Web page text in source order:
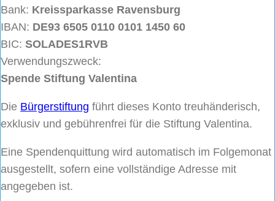
Bank: Kreissparkasse Ravensburg
IBAN: DE93 6505 0110 0101 1450 60
BIC: SOLADES1RVB
Verwendungszweck:
Spende Stiftung Valentina
Die Bürgerstiftung führt dieses Konto treuhänderisch,
exklusiv und gebührenfrei für die Stiftung Valentina.
Eine Spendenquittung wird automatisch im Folgemonat
ausgestellt, sofern eine vollständige Adresse mit
angegeben ist.